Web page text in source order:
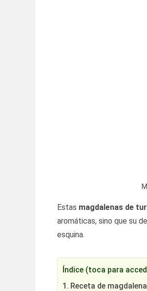
Estas magdalenas de
aromáticas, sino que su
esquina.
Índice (toca para
Receta de